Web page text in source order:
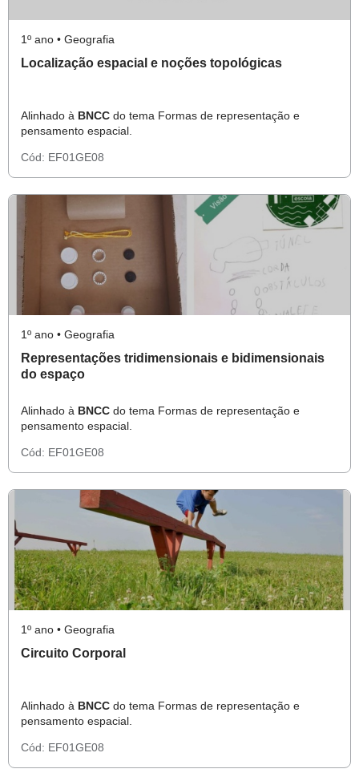
1º ano • Geografia
Localização espacial e noções topológicas
Alinhado à BNCC do tema Formas de representação e
pensamento espacial.
Cód: EF01GE08
1º ano • Geografia
Representações tridimensionais e bidimensionais
do espaço
Alinhado à BNCC do tema Formas de representação e
pensamento espacial.
Cód: EF01GE08
1º ano • Geografia
Circuito Corporal
Alinhado à BNCC do tema Formas de representação e
pensamento espacial.
Cód: EF01GE08